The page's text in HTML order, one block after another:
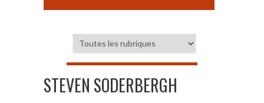
STEVEN SODERBERGH